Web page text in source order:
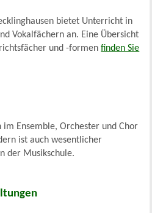
bietet Unterricht in
Vokalfächern an. Eine Übersicht
und -formenfinden Sie
Ensemble, Orchester und Chor
ist auch wesentlicher
der Musikschule.